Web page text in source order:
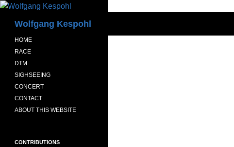
Zum
springenWolfgang Kespohl
HOME
RACE
DTM
SIGHSEEING
CONCERT
CONTACT
ABOUT THIS WEBSITE
CONTRIBUTIONS